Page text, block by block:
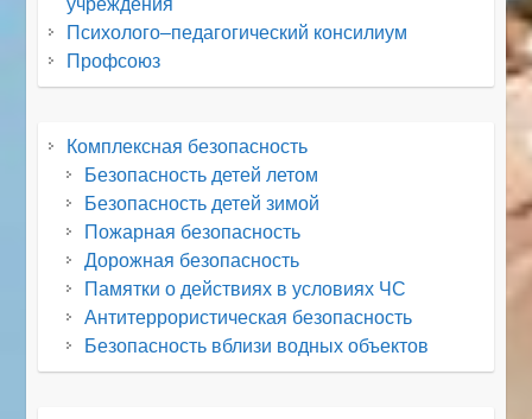
учреждения
Психолого–педагогический консилиум
Профсоюз
Комплексная безопасность
Безопасность детей летом
Безопасность детей зимой
Пожарная безопасность
Дорожная безопасность
Памятки о действиях в условиях ЧС
Антитеррористическая безопасность
Безопасность вблизи водных объектов